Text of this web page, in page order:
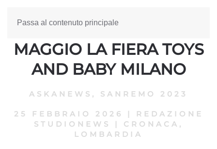
Passa al contenuto principale
”FULL OF MAGIC”, A
MAGGIO LA FIERA TOYS
AND BABY MILANO
ASKANEWS , SANREMO 2023
25 FEBBRAIO 2026 |
REDAZIONE
STUDIONEWS
| CRONACA,
LOMBARDIA